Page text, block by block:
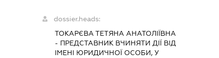
dossier.heads:
ТОКАРЄВА ТЕТЯНА АНАТОЛІЇВНА
- ПРЕДСТАВНИК ВЧИНЯТИ ДІЇ ВІД
ІМЕНІ ЮРИДИЧНОЇ ОСОБИ, У